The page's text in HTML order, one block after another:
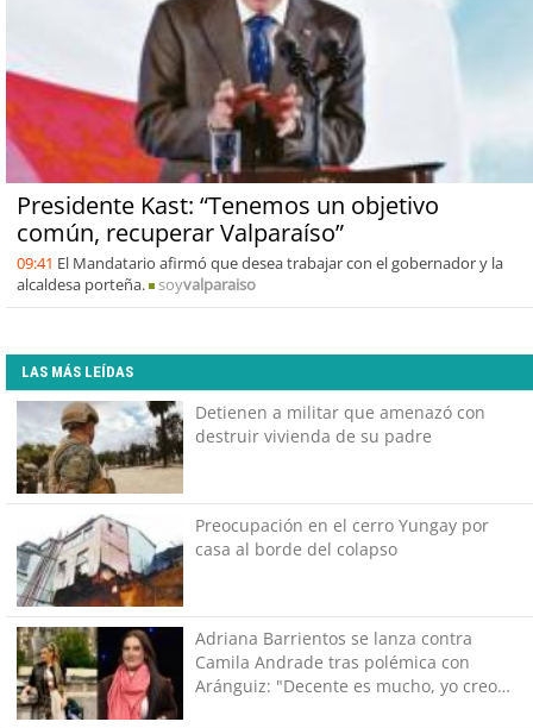
Presidente Kast: “Tenemos un objetivo
común, recuperar Valparaíso”
09:41 El Mandatario afirmó que desea trabajar con el gobernador y la
alcaldesa porteña.
soyvalparaiso
LAS MÁS LEÍDAS
Detienen a militar que amenazó con
destruir vivienda de su padre
Preocupación en el cerro Yungay por
casa al borde del colapso
Adriana Barrientos se lanza contra
Camila Andrade tras polémica con
Aránguiz: "Decente es mucho, yo creo